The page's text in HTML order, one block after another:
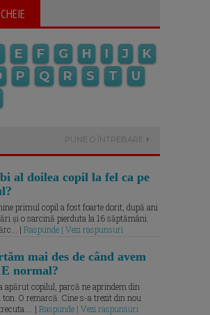
E F G H I J
K
P Q R S T
U
PUNE O ÎNTREBARE
al doilea copil la fel ca pe
primul copil a fost foarte dorit, după ani
și o sarcină pierduta la 16 săptămâni.
| Raspunde | Vezi raspunsuri
mai des de când avem
normal?
apărut copilul, parcă ne aprindem din
ton. O remarcă. Cine s-a trezit din nou
| Raspunde | Vezi raspunsuri